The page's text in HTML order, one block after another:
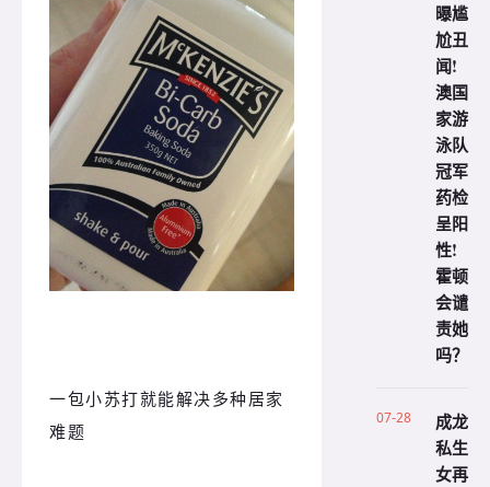
一包小苏打就能解决多种居家
难题
曝尴
尬丑
闻!
澳国
家游
泳队
冠军
药检
呈阳
性!
霍顿
会谴
责她
吗？
07-28
成龙
私生
女再